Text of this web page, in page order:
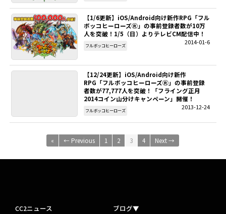
【1/6更新】iOS/Android向け新作RPG「フル
ボッコヒーローズⓇ」の事前登録者数が10万
人を突破！1/5（日）よりテレビCM配信中！
2014-01-6
フルボッコヒーローズ
【12/24更新】iOS/Android向け新作
RPG「フルボッコヒーローズⓇ」の事前登録
者数が77,777人を突破！「フライング正月
2014コイン山分けキャンペーン」開催！
2013-12-24
フルボッコヒーローズ
« ← Previous 1 2 3 4 Next →
CC2ニュース ブログ▼